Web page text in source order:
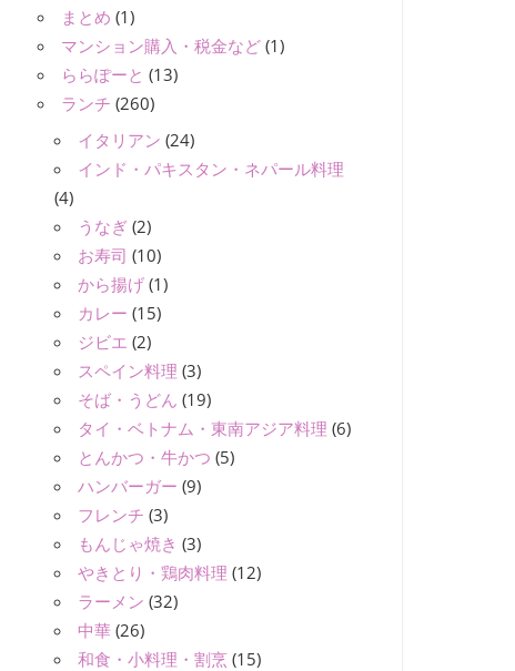
まとめ (1)
マンション購入・税金など (1)
ららぽーと (13)
ランチ (260)
イタリアン (24)
インド・パキスタン・ネパール料理
(4)
うなぎ (2)
お寿司 (10)
から揚げ (1)
カレー (15)
ジビエ (2)
スペイン料理 (3)
そば・うどん (19)
タイ・ベトナム・東南アジア料理 (6)
とんかつ・牛かつ (5)
ハンバーガー (9)
フレンチ (3)
もんじゃ焼き (3)
やきとり・鶏肉料理 (12)
ラーメン (32)
中華 (26)
和食・小料理・割烹 (15)